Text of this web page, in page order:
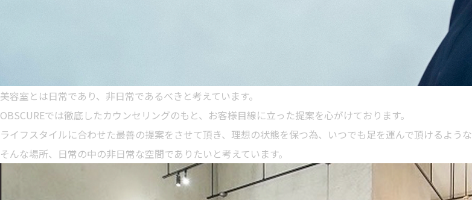
美容室とは日常であり、非日常であるべきと考えています。
OBSCUREでは徹底したカウンセリングのもと、お客様目線に立った提案を心がけております。
ライフスタイルに合わせた最善の提案をさせて頂き、理想の状態を保つ為、いつでも足を運んで頂けるような
そんな場所、日常の中の非日常な空間でありたいと考えています。